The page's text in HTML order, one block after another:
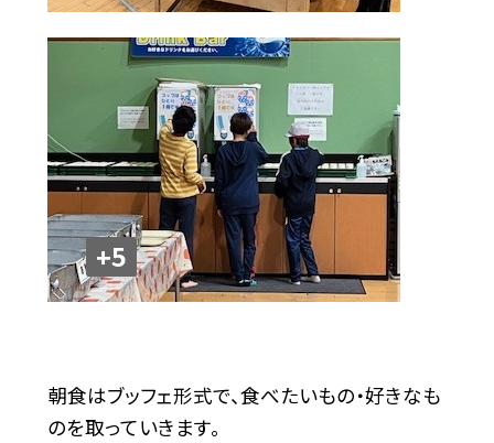
+5
朝食はブッフェ形式で、食べたいもの・好きなも
のを取っていきます。